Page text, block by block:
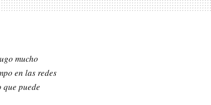
mucho
en las redes
puede